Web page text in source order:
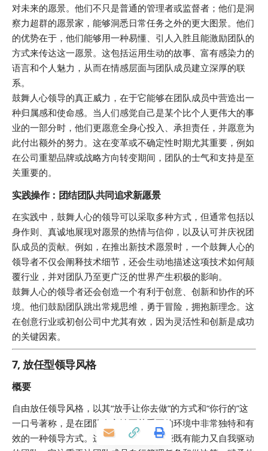
对未来的愿景。他们不只是普通的管理者或监督者；他们是洞
察力超群的愿景家，能够洞悉日常任务之外的更大图景。他们
的优势在于，他们能够用一种易懂、引人入胜且能激励团队的
方式来传达这一愿景。这包括运用生动的故事、富有感染力的
语言和个人魅力，从而在情感层面与团队成员建立深厚的联
系。
鼓舞人心领导的真正威力，在于它能够在团队成员中营造出一
种归属感和使命感。当人们感觉自己是某个比个人更伟大的事
业的一部分时，他们更愿意全身心投入、承担责任，并愿意为
此付出额外的努力。这在变革或不确定性时期尤其重要，例如
在公司重塑品牌或战略方向转变期间，团队的士气和支持是至
关重要的。
实践操作：团结团队共同追求新愿景
在实践中，鼓舞人心的领导可以采取多种方式，但通常包括以
身作则、真诚地展现对愿景的热情与信仰，以及认可并庆祝团
队成员的贡献。例如，在推出新技术愿景时，一个鼓舞人心的
领导者不仅会阐释技术细节，还会生动地描述这项技术如何颠
覆行业，并对团队乃至更广泛的世界产生积极的影响。
鼓舞人心的领导者还会创造一个有利于创意、创新和协作的环
境。他们鼓励团队跳出常规思维，勇于冒险，拥抱新理念。这
在创意行业或初创公司中尤其有效，因为灵活性和创新是成功
的关键因素。
7, 放任型领导风格
概要
自由放任领导风格，以其“放手让你去做”的方式和“你行的”这
一口号著称，是在团队自主性至关重要的环境中非常独特和有
效的一种领导方式。这种风格最适合那些既有能力又自我驱动